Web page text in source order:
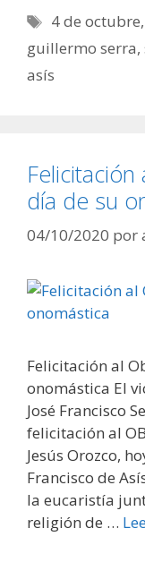
Etiquetas
4 de octubre,
guillermo serra,
asís
día de su
04/10/2020 por
Felicitación al
onomástica El
José Francisco
felicitación al
Jesús Orozco,
Francisco de
la eucaristía
religión de …